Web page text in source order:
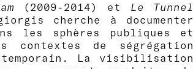
(2009-2014) et Le Tunnel
cherche à documenter
les sphères publiques et
contextes de ségrégation
La visibilisation